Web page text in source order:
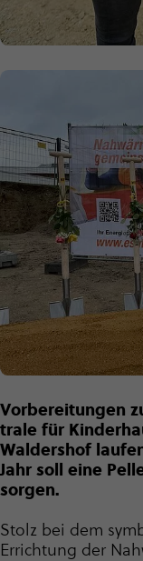
Vorbereitungen
trale für
Waldershof
Jahr soll eine
sorgen.
Stolz bei dem
Errichtung der